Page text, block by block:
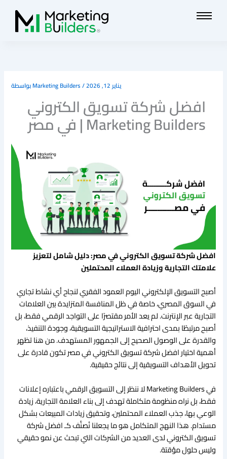
المحتوى
بواسطةMarketing Builders/ يناير 12, 2026
افضل شركة تسويق الكتروني
في مصر | Marketing Builders
افضل شركة تسويق الكتروني في مصر: دليل شامل لتعزيز
علامتك التجارية وزيادة العملاء المحتملين
أصبح التسويق الإلكتروني اليوم العمود الفقري لنجاح أي نشاط تجاري
في السوق المصري، خاصة في ظل المنافسة المتزايدة بين العلامات
التجارية عبر الإنترنت. لم يعد الأمر مقتصرًا على التواجد الرقمي فقط، بل
أصبح مرتبطًا بمدى احترافية الاستراتيجية التسويقية، وجودة التنفيذ،
والقدرة على الوصول الصحيح إلى الجمهور المستهدف. من هنا تظهر
أهمية اختيار افضل شركة تسويق الكتروني في مصر تكون قادرة على
تحويل الأهداف التسويقية إلى نتائج حقيقية.
في Marketing Builders لا ننظر إلى التسويق الرقمي باعتباره إعلانات
فقط، بل نراه منظومة متكاملة تهدف إلى بناء العلامة التجارية، زيادة
الوعي بها، جذب العملاء المحتملين، وتحقيق زيادات المبيعات بشكل
مستدام. هذا النهج المتكامل هو ما يجعلنا نُصنَّف كـ افضل شركة
تسويق الكتروني لدى العديد من الشركات التي تبحث عن نمو حقيقي
وليس حلول مؤقتة.